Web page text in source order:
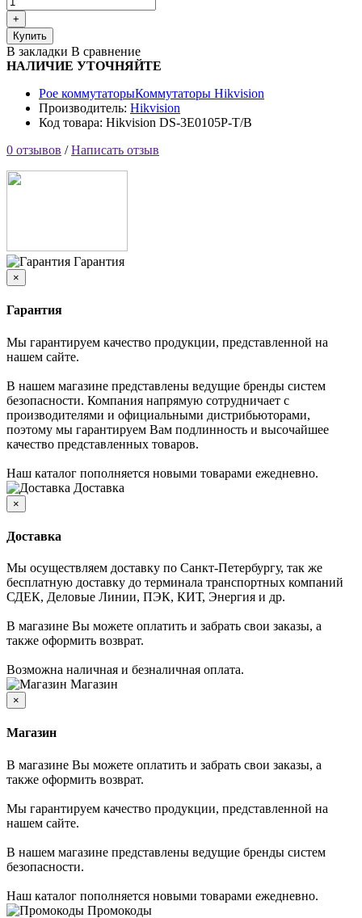
Купить
В закладки В сравнение
НАЛИЧИЕ УТОЧНЯЙТЕ
Poe коммутаторыКоммутаторы Hikvision
Производитель: Hikvision
Код товара: Hikvision DS-3E0105P-T/B
0 отзывов /Написать отзыв
Гарантия
×
Гарантия
Мы гарантируем качество продукции, представленной на
нашем сайте.
В нашем магазине представлены ведущие бренды систем
безопасности. Компания напрямую сотрудничает с
производителями и официальными дистрибьюторами,
поэтому мы гарантируем Вам подлинность и высочайшее
качество представленных товаров.
Наш каталог пополняется новыми товарами ежедневно.
Доставка
×
Доставка
Мы осуществляем доставку по Санкт-Петербургу, так же
бесплатную доставку до терминала транспортных компаний
СДЕК, Деловые Линии, ПЭК, КИТ, Энергия и др.
В магазине Вы можете оплатить и забрать свои заказы, а
также оформить возврат.
Возможна наличная и безналичная оплата.
Магазин
×
Магазин
В магазине Вы можете оплатить и забрать свои заказы, а
также оформить возврат.
Мы гарантируем качество продукции, представленной на
нашем сайте.
В нашем магазине представлены ведущие бренды систем
безопасности.
Наш каталог пополняется новыми товарами ежедневно.
Промокоды